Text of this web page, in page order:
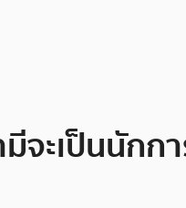
จะเป็นนัก